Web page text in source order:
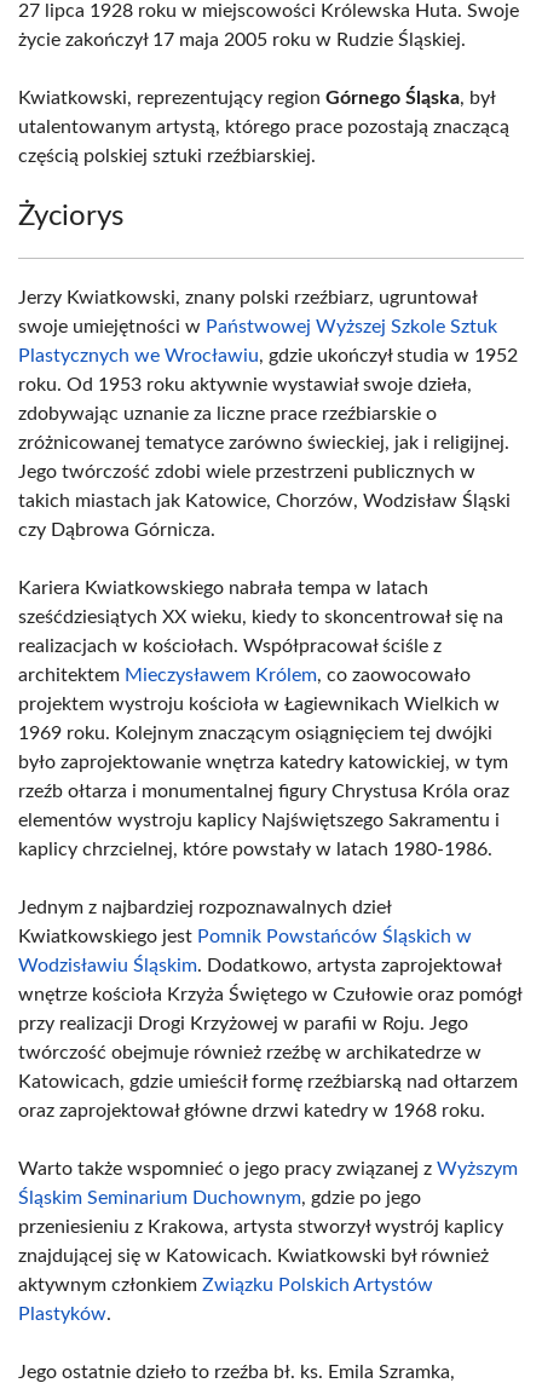
27 lipca 1928 roku w miejscowości Królewska Huta. Swoje
życie zakończył 17 maja 2005 roku w Rudzie Śląskiej.
Kwiatkowski, reprezentujący region Górnego Śląska, był
utalentowanym artystą, którego prace pozostają znaczącą
częścią polskiej sztuki rzeźbiarskiej.
Życiorys
Jerzy Kwiatkowski, znany polski rzeźbiarz, ugruntował
swoje umiejętności w Państwowej Wyższej Szkole Sztuk
Plastycznych we Wrocławiu, gdzie ukończył studia w 1952
roku. Od 1953 roku aktywnie wystawiał swoje dzieła,
zdobywając uznanie za liczne prace rzeźbiarskie o
zróżnicowanej tematyce zarówno świeckiej, jak i religijnej.
Jego twórczość zdobi wiele przestrzeni publicznych w
takich miastach jak Katowice, Chorzów, Wodzisław Śląski
czy Dąbrowa Górnicza.
Kariera Kwiatkowskiego nabrała tempa w latach
sześćdziesiątych XX wieku, kiedy to skoncentrował się na
realizacjach w kościołach. Współpracował ściśle z
architektem Mieczysławem Królem, co zaowocowało
projektem wystroju kościoła w Łagiewnikach Wielkich w
1969 roku. Kolejnym znaczącym osiągnięciem tej dwójki
było zaprojektowanie wnętrza katedry katowickiej, w tym
rzeźb ołtarza i monumentalnej figury Chrystusa Króla oraz
elementów wystroju kaplicy Najświętszego Sakramentu i
kaplicy chrzcielnej, które powstały w latach 1980-1986.
Jednym z najbardziej rozpoznawalnych dzieł
Kwiatkowskiego jest Pomnik Powstańców Śląskich w
Wodzisławiu Śląskim. Dodatkowo, artysta zaprojektował
wnętrze kościoła Krzyża Świętego w Czułowie oraz pomógł
przy realizacji Drogi Krzyżowej w parafii w Roju. Jego
twórczość obejmuje również rzeźbę w archikatedrze w
Katowicach, gdzie umieścił formę rzeźbiarską nad ołtarzem
oraz zaprojektował główne drzwi katedry w 1968 roku.
Warto także wspomnieć o jego pracy związanej z Wyższym
Śląskim Seminarium Duchownym, gdzie po jego
przeniesieniu z Krakowa, artysta stworzył wystrój kaplicy
znajdującej się w Katowicach. Kwiatkowski był również
aktywnym członkiem Związku Polskich Artystów
Plastyków.
Jego ostatnie dzieło to rzeźba bł. ks. Emila Szramka,